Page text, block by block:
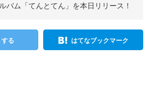
バム「てんとてん」を本日リリース！
する はてなブックマーク